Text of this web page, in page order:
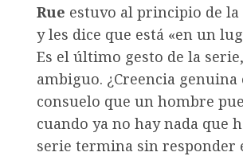
Rue estuvo al principio de
y les dice que está «en un
Es el último gesto de la
ambiguo. ¿Creencia
consuelo que un hombre
cuando ya no hay nada que
serie termina sin responder